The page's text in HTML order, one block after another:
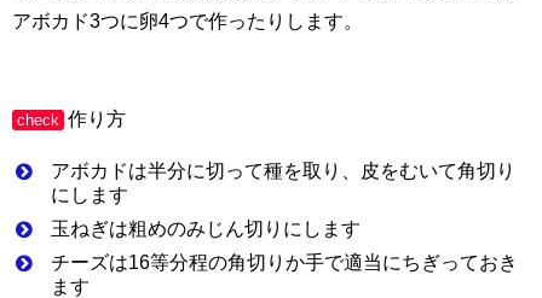
アボカド3つに卵4つで作ったりします。
check 作り方
アボカドは半分に切って種を取り、皮をむいて角切り
にします
玉ねぎは粗めのみじん切りにします
チーズは16等分程の角切りか手で適当にちぎっておき
ます